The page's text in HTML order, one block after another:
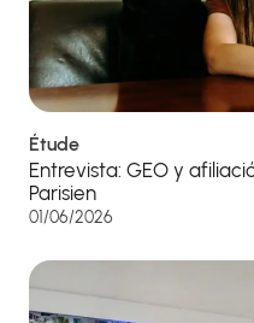
Étude
Entrevista: GEO y
Parisien
01/06/2026